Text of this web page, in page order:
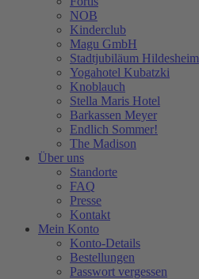
NOB
Kinderclub
Magu GmbH
Stadtjubiläum Hildesheim
Yogahotel Kubatzki
Knoblauch
Stella Maris Hotel
Barkassen Meyer
Endlich Sommer!
The Madison
Über uns
Standorte
FAQ
Presse
Kontakt
Mein Konto
Konto-Details
Bestellungen
Passwort vergessen